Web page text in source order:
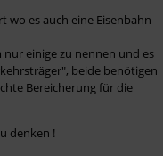
es auch eine Eisenbahn
einige zu nennen und es
beide benötigen
Bereicherung für die
Liebe Touristiker - es ist an der Zeit anders zu denken !